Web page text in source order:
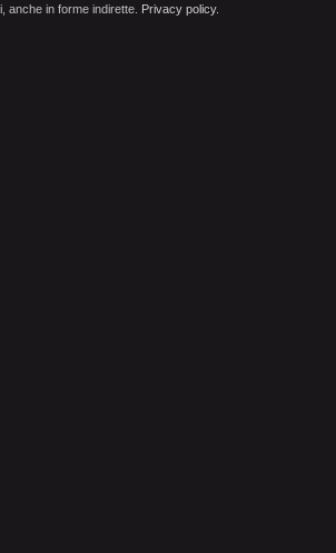
anche in forme indirette. Privacy policy.